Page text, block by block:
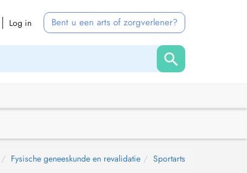
Log in Bent u een arts of zorgverlener?
Fysische geneeskunde en revalidatie Sportarts